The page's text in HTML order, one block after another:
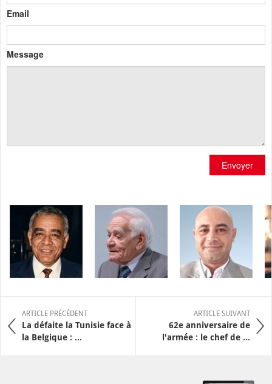
Email
Message
Envoyer
ARTICLE PRÉCÉDENT
La défaite la Tunisie face à
la Belgique : ...
ARTICLE SUIVANT
62e anniversaire de
l'armée : le chef de ...